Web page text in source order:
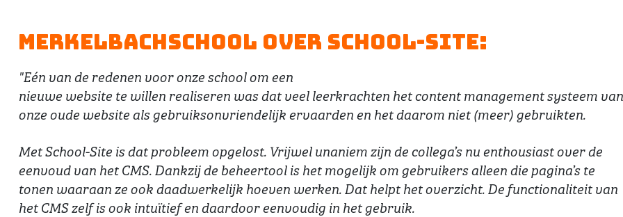
Merkelbachschool over School-Site:
"Eén van de redenen voor onze school om een
nieuwe website te willen realiseren was dat veel leerkrachten het content management systeem van
onze oude website als gebruiksonvriendelijk ervaarden en het daarom niet (meer) gebruikten.
Met School-Site is dat probleem opgelost. Vrijwel unaniem zijn de collega’s nu enthousiast over de
eenvoud van het CMS. Dankzij de beheertool is het mogelijk om gebruikers alleen die pagina’s te
tonen waaraan ze ook daadwerkelijk hoeven werken. Dat helpt het overzicht. De functionaliteit van
het CMS zelf is ook intuïtief en daardoor eenvoudig in het gebruik.